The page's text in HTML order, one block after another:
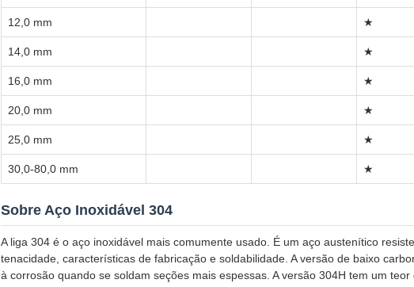
12,0 mm ★
14,0 mm ★
16,0 mm ★
20,0 mm ★
25,0 mm ★
30,0-80,0 mm ★
Sobre Aço Inoxidável 304
A liga 304 é o aço inoxidável mais comumente usado. É um aço austenítico
tenacidade, características de fabricação e soldabilidade. A versão de baixo
à corrosão quando se soldam seções mais espessas. A versão 304H tem um